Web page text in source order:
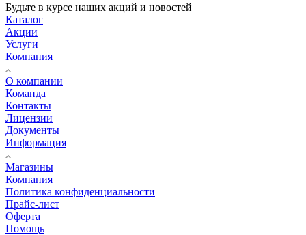
Будьте в курсе наших акций и новостей
Каталог
Акции
Услуги
Компания
О компании
Команда
Контакты
Лицензии
Документы
Информация
Магазины
Компания
Политика конфиденциальности
Прайс-лист
Оферта
Помощь